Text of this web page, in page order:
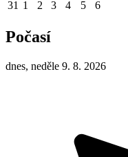
31 1 2 3 4 5 6
Počasí
dnes, neděle 9. 8. 2026